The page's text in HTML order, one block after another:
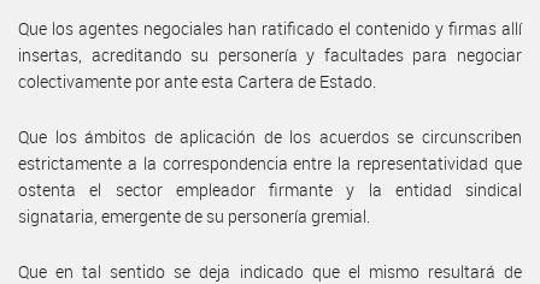
Que los agentes negociales han ratificado el contenido y firmas allí
insertas, acreditando su personería y facultades para negociar
colectivamente por ante esta Cartera de Estado.
Que los ámbitos de aplicación de los acuerdos se circunscriben
estrictamente a la correspondencia entre la representatividad que
ostenta el sector empleador firmante y la entidad sindical
signataria, emergente de su personería gremial.
Que en tal sentido se deja indicado que el mismo resultará de